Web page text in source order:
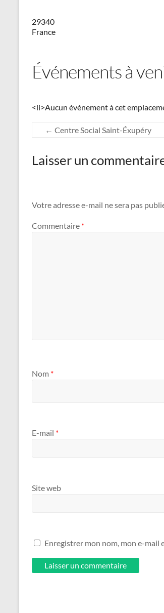
29340
France
Événements à
<li>Aucun événement à cet
← Centre Social Saint-Éxupéry
Laisser un
Votre adresse e-mail ne sera pas
Commentaire *
Nom *
E-mail *
Site web
Enregistrer mon nom, mon e-mail